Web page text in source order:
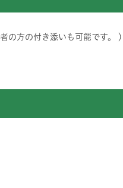
の方の付き添いも可能です。 ）